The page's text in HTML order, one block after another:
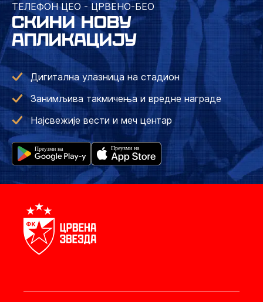
ТЕЛЕФОН ЦЕО - ЦРВЕНО-БЕО
СКИНИ НОВУ
АПЛИКАЦИЈУ
Дигитална улазница на стадион
Занимљива такмичења и вредне награде
Најсвежије вести и меч центар